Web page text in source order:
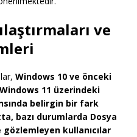
ve
Windows 10 ve önceki
Windows 11 üzerindeki
belirgin bir fark
bazı durumlarda Dosya
gözlemleyen kullanıcılar